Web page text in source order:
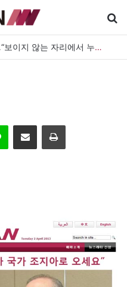
[신간] 대통령의 등 뒤 1미터…“보이지 않는 자리에서 누구를 지킨다는 것”
이메일